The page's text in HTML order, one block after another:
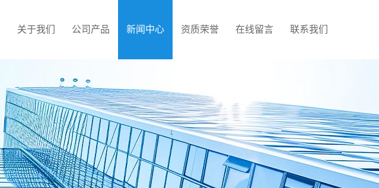
关于我们 公司产品 新闻中心 资质荣誉 在线留言 联系我们